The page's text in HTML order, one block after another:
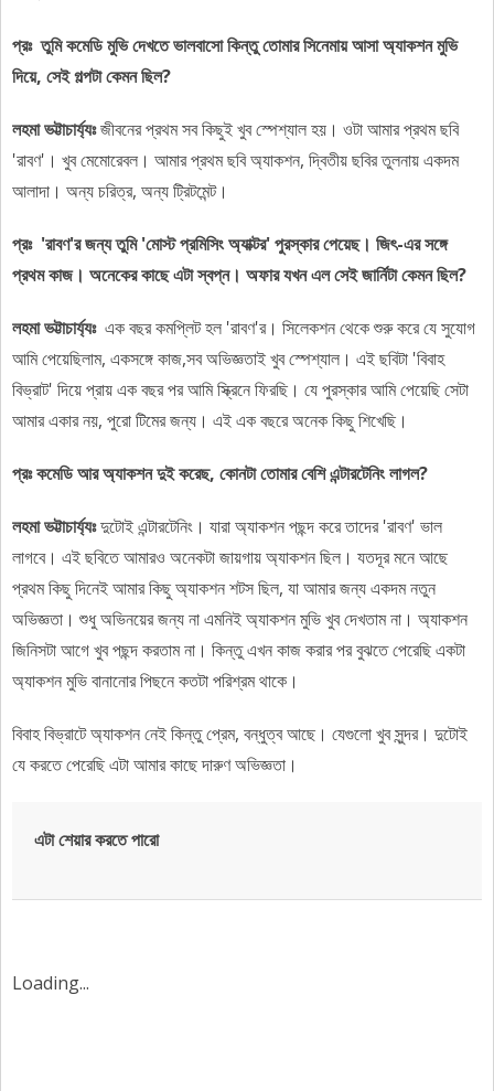
প্রঃ তুমি কমেডি মুভি দেখতে ভালবাসো কিন্তু তোমার সিনেমায় আসা অ্যাকশন মুভি
দিয়ে, সেই গল্পটা কেমন ছিল?
লহমা ভট্টাচার্য্যঃজীবনের প্রথম সব কিছুই খুব স্পেশ্যাল হয়। ওটা আমার প্রথম ছবি
'রাবণ'। খুব মেমোরেবল। আমার প্রথম ছবি অ্যাকশন, দ্বিতীয় ছবির তুলনায় একদম
আলাদা। অন্য চরিত্র, অন্য ট্রিটমেন্ট।
প্রঃ 'রাবণ'র জন্য তুমি 'মোস্ট প্রমিসিং অ্যাক্টর' পুরস্কার পেয়েছ। জিৎ-এর সঙ্গে
প্রথম কাজ। অনেকের কাছে এটা স্বপ্ন। অফার যখন এল সেই জার্নিটা কেমন ছিল?
লহমা ভট্টাচার্য্যঃএক বছর কমপ্লিট হল 'রাবণ'র। সিলেকশন থেকে শুরু করে যে সুযোগ
আমি পেয়েছিলাম, একসঙ্গে কাজ,সব অভিজ্ঞতাই খুব স্পেশ্যাল। এই ছবিটা 'বিবাহ
বিভ্রাট' দিয়ে প্রায় এক বছর পর আমি স্ক্রিনে ফিরছি। যে পুরস্কার আমি পেয়েছি সেটা
আমার একার নয়, পুরো টিমের জন্য। এই এক বছরে অনেক কিছু শিখেছি।
প্রঃ কমেডি আর অ্যাকশন দুই করেছ, কোনটা তোমার বেশি এন্টারটেনিং লাগল?
লহমা ভট্টাচার্য্যঃদুটোই এন্টারটেনিং। যারা অ্যাকশন পছন্দ করে তাদের 'রাবণ' ভাল
লাগবে। এই ছবিতে আমারও অনেকটা জায়গায় অ্যাকশন ছিল। যতদূর মনে আছে
প্রথম কিছু দিনেই আমার কিছু অ্যাকশন শটস ছিল, যা আমার জন্য একদম নতুন
অভিজ্ঞতা। শুধু অভিনয়ের জন্য না এমনিই অ্যাকশন মুভি খুব দেখতাম না। অ্যাকশন
জিনিসটা আগে খুব পছন্দ করতাম না। কিন্তু এখন কাজ করার পর বুঝতে পেরেছি একটা
অ্যাকশন মুভি বানানোর পিছনে কতটা পরিশ্রম থাকে।
বিবাহ বিভ্রাটে অ্যাকশন নেই কিন্তু প্রেম, বন্ধুত্ব আছে। যেগুলো খুব সুন্দর। দুটোই
যে করতে পেরেছি এটা আমার কাছে দারুণ অভিজ্ঞতা।
এটা শেয়ার করতে পারো
Loading...